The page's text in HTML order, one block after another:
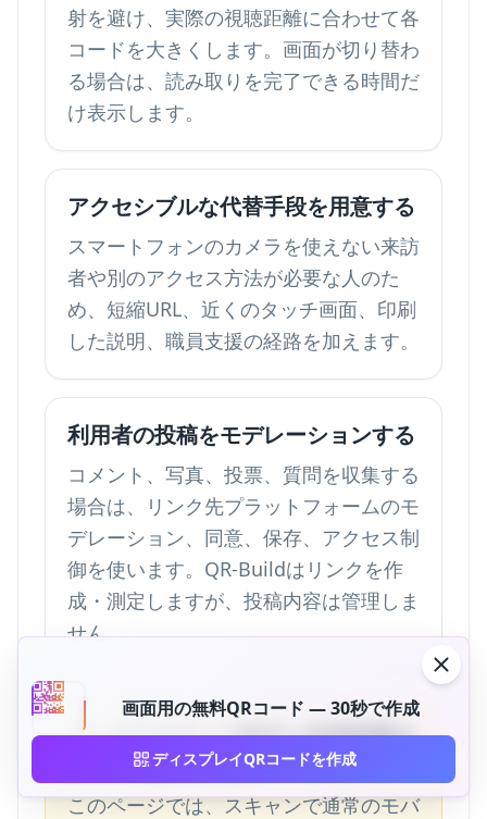
射を避け、実際の視聴距離に合わせて各
コードを大きくします。画面が切り替わ
る場合は、読み取りを完了できる時間だ
け表示します。
アクセシブルな代替手段を用意する
スマートフォンのカメラを使えない来訪
者や別のアクセス方法が必要な人のた
め、短縮URL、近くのタッチ画面、印刷
した説明、職員支援の経路を加えます。
利用者の投稿をモデレーションする
コメント、写真、投票、質問を収集する
場合は、リンク先プラットフォームのモ
デレーション、同意、保存、アクセス制
御を使います。QR-Buildはリンクを作
成・測定しますが、投稿内容は管理しま
せん。
インタラクティブ表示と拡張現実は
同じではありません
このページでは、スキャンで通常のモバ
画面用の無料QRコード — 30秒で作成
ディスプレイQRコードを作成